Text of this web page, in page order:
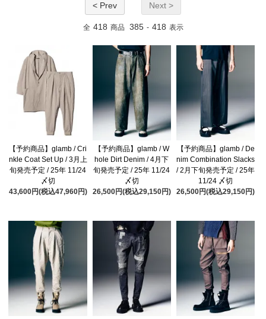
< Prev Next >
全 418 商品 385 - 418 表示
【予約商品】glamb / Cri
nkle Coat Set Up / 3月上
旬発売予定 / 25年 11/24
〆切
43,600円(税込47,960円)
【予約商品】glamb / W
hole Dirt Denim / 4月下
旬発売予定 / 25年 11/24
〆切
26,500円(税込29,150円)
【予約商品】glamb / De
nim Combination Slacks
/ 2月下旬発売予定 / 25年
11/24 〆切
26,500円(税込29,150円)